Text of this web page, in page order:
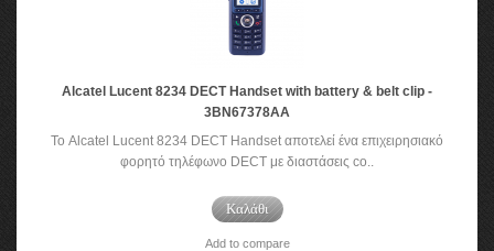
Alcatel Lucent 8234 DECT Handset with battery & belt clip -
3BN67378AA
Το Alcatel Lucent 8234 DECT Handset αποτελεί ένα επιχειρησιακό
φορητό τηλέφωνο DECT με διαστάσεις co..
Καλάθι
Add to compare